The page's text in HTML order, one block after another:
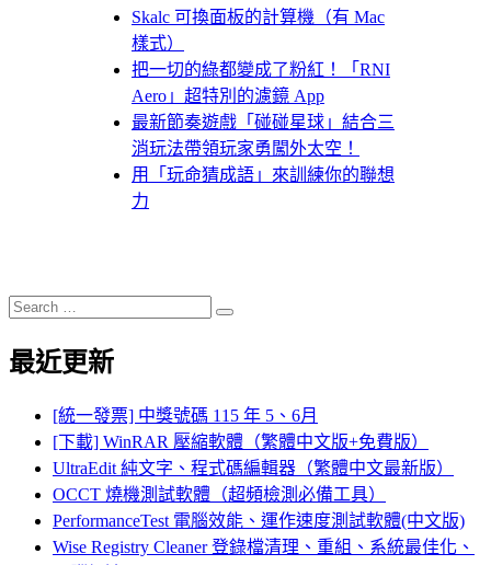
Skalc 可換面板的計算機（有 Mac
樣式）
把一切的綠都變成了粉紅！「RNI
Aero」超特別的濾鏡 App
最新節奏遊戲「碰碰星球」結合三
消玩法帶領玩家勇闖外太空！
用「玩命猜成語」來訓練你的聯想
力
Search
for:
Search
最近更新
[統一發票] 中獎號碼 115 年 5、6月
[下載] WinRAR 壓縮軟體（繁體中文版+免費版）
UltraEdit 純文字、程式碼編輯器（繁體中文最新版）
OCCT 燒機測試軟體（超頻檢測必備工具）
PerformanceTest 電腦效能、運作速度測試軟體(中文版)
Wise Registry Cleaner 登錄檔清理、重組、系統最佳化、